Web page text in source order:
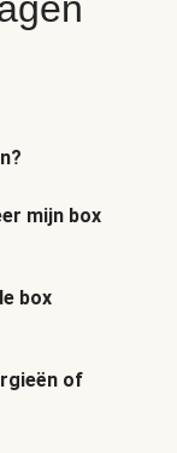
mijn box
box
of